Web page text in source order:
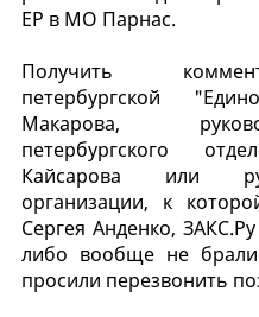
ЕР в МО Парнас.
Получить
петербургской
Макарова,
петербургского
Кайсарова или
организации, к
Сергея Анденко,
либо вообще не
просили перезвонить